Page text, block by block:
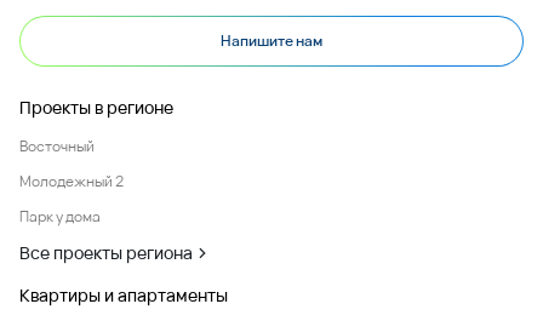
Напишите нам
Проекты в регионе
Восточный
Молодежный 2
Парк у дома
Все проекты региона
Квартиры и апартаменты